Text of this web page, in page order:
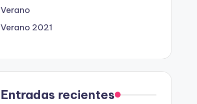
Verano
Verano 2021
Entradas recientes